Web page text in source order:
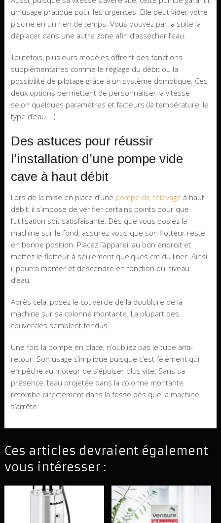
un usage pratique pour les urgences. Elle peut vider votre
piscine en un rien de temps. Vous pouvez par la suite la
déplacer dans une autre zone afin d’assécher l’eau.
Toutefois, plusieurs modèles offrent des fonctions
supplémentaires comme le réglage du débit ou la
possibilité de pilotage grâce à un système domotique. Ces
deux options permettent de personnaliser la vitesse
selon quelques paramètres et facteurs (la température, le
type d’eau …).
Des astuces pour réussir
l’installation d’une pompe vide
cave à haut débit
Lors de la mise en place d’une pompe de relevage à haut
débit, il s’impose de vérifier certains points pour que
l’utilisation soit satisfaisante. Dès que vous posiez la
machine sur le fond, assurez-vous que son flotteur reste
en bonne position. Placez l’appareil au bon endroit et
mettez le flotteur à seulement quelques cm du liner. Ainsi,
il pourra monter et descendre en fonction du niveau
d’eau.
Après cela, posez le couvercle de la doublure de la
machine sur sa colonne montante. La plupart des
couvercles semblent fendus.
Une fois la pompe en place, n’oubliez pas le tube anti-
retour. Son usage s’implique puisque c’est l’élément qui
empêche au moteur de s’épuiser plus vite. Sans sa
présence, l’eau projetée dans la colonne montante
retombe directement dans la fosse dès que la machine
s’arrête.
Ces articles devraient également
vous intéresser :